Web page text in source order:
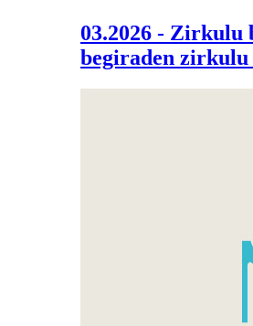
03.2026 - Zirkulu
begiraden zirkulu